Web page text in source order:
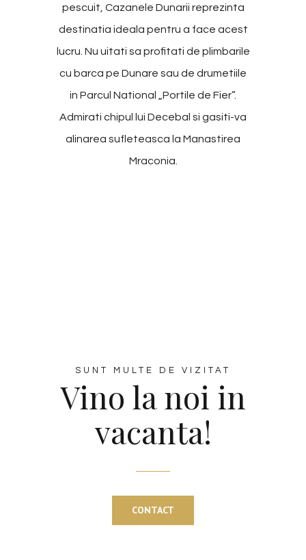
pescuit, Cazanele Dunarii reprezinta
destinatia ideala pentru a face acest
lucru. Nu uitati sa profitati de plimbarile
cu barca pe Dunare sau de drumetiile
in Parcul National „Portile de Fier”.
Admirati chipul lui Decebal si gasiti-va
alinarea sufleteasca la Manastirea
Mraconia.
SUNT MULTE DE VIZITAT
Vino la noi in
vacanta!
CONTACT